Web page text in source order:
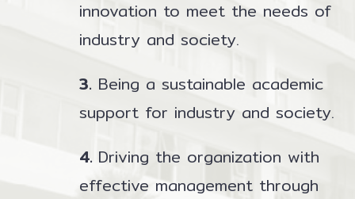
innovation to meet the needs of
industry and society.
3. Being a sustainable academic
support for industry and society.
4. Driving the organization with
effective management through